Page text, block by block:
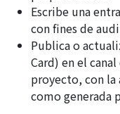
Escribe una
con fines de
Publica o
Card) en el
proyecto, con
como generada